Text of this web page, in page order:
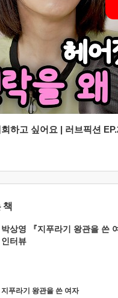
하고 싶어요 | 러브픽션
책
박상영 『지푸라기 왕관을 쓴
인터뷰
지푸라기 왕관을 쓴 여자